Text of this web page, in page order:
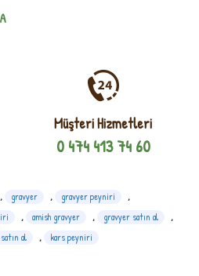
Müşteri Hizmetleri
0 474 413 74 60
, gravyer , gravyer peyniri
,
, amish gravyer , gravyer satın al
,
al , kars peyniri